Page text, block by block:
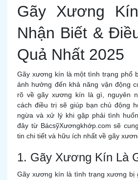
Gãy Xương
Nhận Biết &
Quả Nhất 2025
Gãy xương kín là một tình trạng phổ
ảnh hưởng đến khả năng vận động
rõ về gãy xương kín là gì, nguyên
cách điều trị sẽ giúp bạn chủ động
ngừa và xử lý khi gặp phải tình
đây từ BácsỹXươngkhớp.com sẽ
tin chi tiết và hữu ích nhất về gãy
1. Gãy Xương Kín Là
Gãy xương kín là tình trạng xương bị